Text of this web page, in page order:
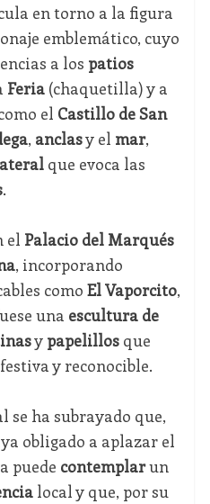
en torno a la figura
emblemático, cuyo
a los patios
Feria(chaquetilla) y a
el Castillo de San
, anclasy el mar,
que evoca las
.
el Palacio del Marqués
, incorporando
como El Vaporcito,
una escultura de
y papelillosque
y reconocible.
se ha subrayado que,
obligado a aplazar el
puede contemplarun
local y que, por su